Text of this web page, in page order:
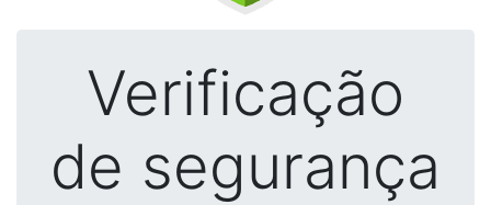
Verificação
de segurança